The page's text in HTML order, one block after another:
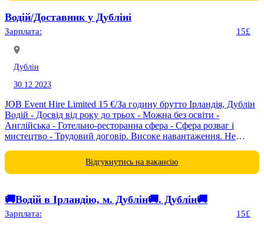
Водій/Доставник у Дубліні
Зарплата: 15£
Дублін
30.12.2023
JOB Event Hire Limited 15 €/За годину брутто Ірландія, Дублін
Водій - Досвід від року до трьох - Можна без освіти -
Англійська - Готельно-ресторанна сфера - Сфера розваг і
мистецтво - Трудовий договір. Високе навантаження. Не
Відгукнутись на вакансію
🚚Водій в Ірландію, м. Дублін🚚. Дублін🚚
Зарплата: 15£